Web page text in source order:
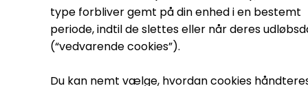
type forbliver gemt på din enhed i en bestemt
periode, indtil de slettes eller når deres
(“vedvarende cookies”).
Du kan nemt vælge, hvordan cookies